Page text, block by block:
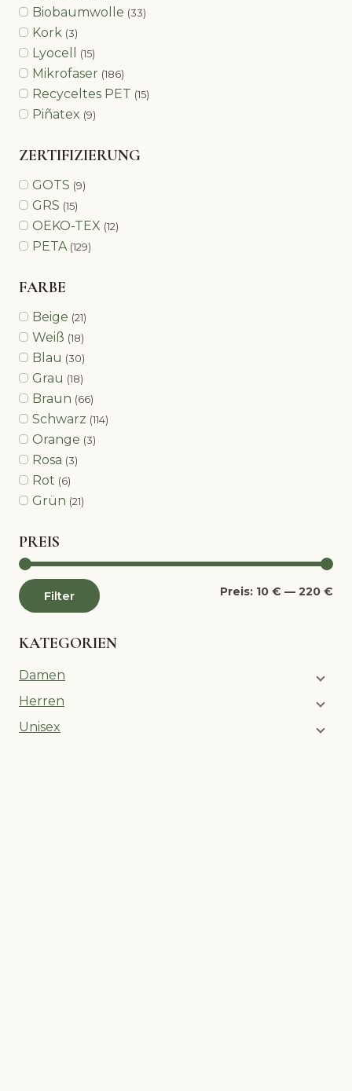
Biobaumwolle (33)
Kork (3)
Lyocell (15)
Mikrofaser (186)
Recyceltes PET (15)
Piñatex (9)
ZERTIFIZIERUNG
GOTS (9)
GRS (15)
OEKO-TEX (12)
PETA (129)
FARBE
Beige (21)
Weiß (18)
Blau (30)
Grau (18)
Braun (66)
Schwarz (114)
Orange (3)
Rosa (3)
Rot (6)
Grün (21)
PREIS
Filter Preis: 10 € — 220 €
KATEGORIEN
Damen
Herren
Unisex